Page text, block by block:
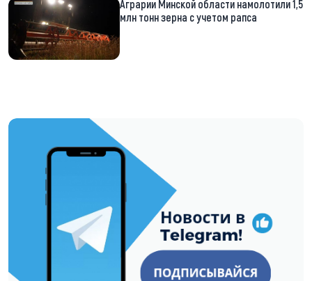
Аграрии Минской области намолотили 1,5
млн тонн зерна с учетом рапса
https://t.me/minskctvby